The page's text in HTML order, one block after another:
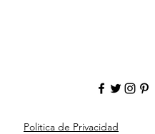
Politica de Privacidad